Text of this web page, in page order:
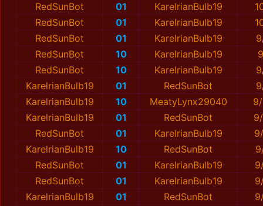
RedSunBot
01 KarelrianBulb19
RedSunBot
01 KarelrianBulb19
RedSunBot
01 KarelrianBulb19
RedSunBot
10 KarelrianBulb19
RedSunBot
10 KarelrianBulb19
KarelrianBulb19
01 RedSunBot
KarelrianBulb19
10 MeatyLynx29040
KarelrianBulb19
01 RedSunBot
RedSunBot
01 KarelrianBulb19
KarelrianBulb19
10 RedSunBot
RedSunBot
01 KarelrianBulb19
RedSunBot
01 KarelrianBulb19
KarelrianBulb19
01 RedSunBot